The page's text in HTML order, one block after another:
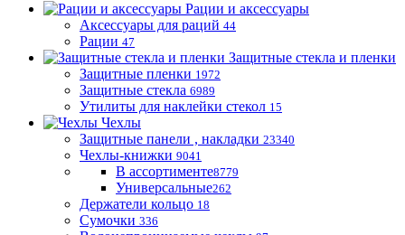
Рации и аксессуары
Аксессуары для раций 44
Рации 47
Защитные стекла и пленки
Защитные пленки 1972
Защитные стекла 6989
Утилиты для наклейки стекол 15
Чехлы
Защитные панели , накладки 23340
Чехлы-книжки 9041
В ассортименте8779
Универсальные262
Держатели кольцо 18
Сумочки 336